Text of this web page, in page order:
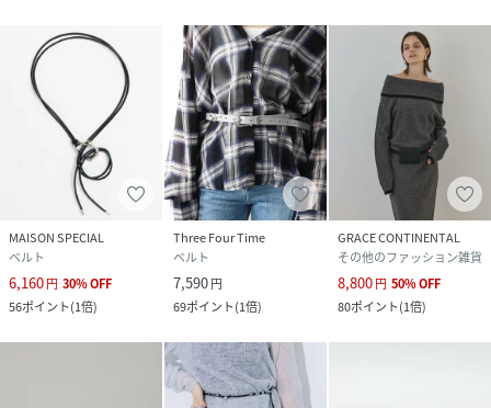
MAISON SPECIAL
ベルト
6,160円 30%OFF
56ポイント(1倍)
Three Four Time
ベルト
7,590円
69ポイント(1倍)
GRACE CONTINENTAL
その他のファッション雑貨
8,800円 50%OFF
80ポイント(1倍)